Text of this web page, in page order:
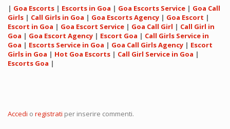
| Goa Escorts | Escorts in Goa | Goa Escorts Service | Goa Call
Girls | Call Girls in Goa | Goa Escorts Agency | Goa Escort |
Escort in Goa | Goa Escort Service | Goa Call Girl | Call Girl in
Goa | Goa Escort Agency | Escort Goa | Call Girls Service in
Goa | Escorts Service in Goa | Goa Call Girls Agency | Escort
Girls in Goa | Hot Goa Escorts | Call Girl Service in Goa |
Escorts Goa |
Accedi o registrati per inserire commenti.